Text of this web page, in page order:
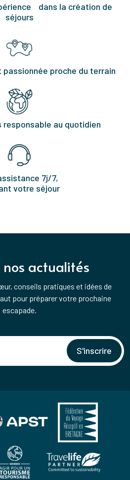
dans la création de
séjours
passionnée proche du terrain
responsable au quotidien
7j/7,
votre séjour
nos actualités
conseils pratiques et idées de
pour préparer votre prochaine
escapade.
S'inscrire